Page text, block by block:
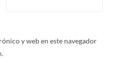
y web en este navegador